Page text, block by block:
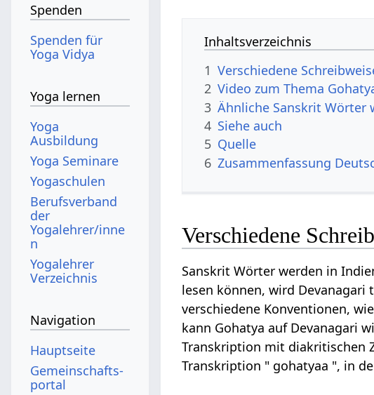
Inhaltsverzeichnis
1 Verschiedene
2 Video zum Thema
3 Ähnliche Sanskrit Wörter
4 Siehe auch
5 Quelle
6 Zusammenfassung
Verschiedene
Sanskrit Wörter werden in
lesen können, wird
verschiedene Konventionen,
kann Gohatya auf Devanagari
Transkription mit diakritischen
Transkription " gohatyaa ", in
Spenden
Spenden für
Yoga Vidya
Yoga lernen
Yoga
Ausbildung
Yoga Seminare
Yogaschulen
Berufsverband
der
Yogalehrer/inne
n
Yogalehrer
Verzeichnis
Navigation
Hauptseite
Gemeinschafts­
portal